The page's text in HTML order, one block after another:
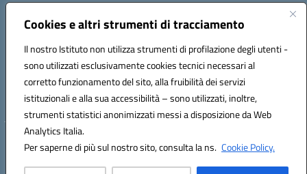
Cookies e altri strumenti di tracciamento
Il nostro Istituto non utilizza strumenti di profilazione degli utenti -
sono utilizzati esclusivamente cookies tecnici necessari al
corretto funzionamento del sito, alla fruibilità dei servizi
istituzionali e alla sua accessibilità – sono utilizzati, inoltre,
strumenti statistici anonimizzati messi a disposizione da Web
Analytics Italia.
Per saperne di più sul nostro sito, consulta la ns. Cookie Policy.
Indirizzo:
Centralino:+39 0836.341064 Email:leic81300l@istruzione.it
Codice fiscale: 92012610751
Codice meccanografico:
LEIC81300L
Codice unico di fatturazione (CUF): UF1W44
Hosting & Powered by 3D Solution S.r.l.
Concept & Design by Designers Italia